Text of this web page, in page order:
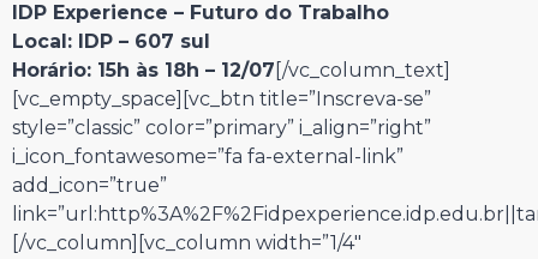
IDP Experience – Futuro do Trabalho
Local: IDP – 607 sul
Horário: 15h às 18h – 12/07 [/vc_column_text]
[vc_empty_space][vc_btn title=”Inscreva-se”
style=”classic” color=”primary” i_align=”right”
i_icon_fontawesome=”fa fa-external-link”
add_icon=”true”
[/vc_column][vc_column width=”1/4″